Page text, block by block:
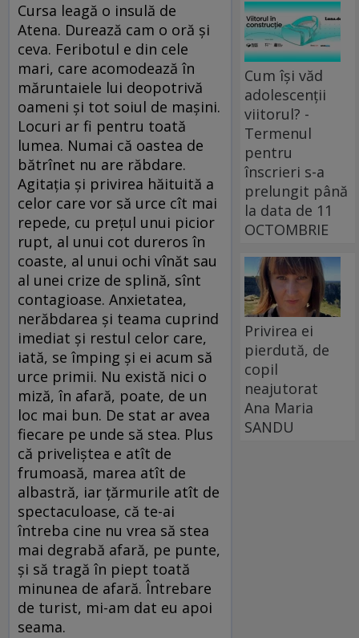
Cursa leagă o insulă de
Atena. Durează cam o oră și
ceva. Feribotul e din cele
mari, care acomodează în
măruntaiele lui deo­po­tri­vă
oameni și tot soiul de mașini.
Locuri ar fi pentru toată
lumea. Numai că oastea de
bătrînet nu are răbdare.
Agitația și privirea hăituită a
celor care vor să urce cît mai
repede, cu prețul unui picior
rupt, al unui cot dureros în
coaste, al unui ochi vînăt sau
al unei crize de splină, sînt
contagioase. Anxietatea,
nerăbdarea și teama cuprind
imediat și restul celor care,
iată, se împing și ei acum să
urce primii. Nu există nici o
miză, în afară, poate, de un
loc mai bun. De stat ar avea
fiecare pe unde să stea. Plus
că priveliștea e atît de
frumoasă, marea atît de
albastră, iar țărmurile atît de
spectaculoase, că te-ai
întreba cine nu vrea să stea
mai degrabă afară, pe punte,
și să tragă în piept toată
minunea de afară. Întrebare
de turist, mi-am dat eu apoi
seama.
Cum își văd
adolescenții
viitorul? -
Termenul
pentru
înscrieri s-a
prelungit până
la data de 11
OCTOMBRIE
Privirea ei
pierdută, de
copil
neajutorat
Ana Maria
SANDU